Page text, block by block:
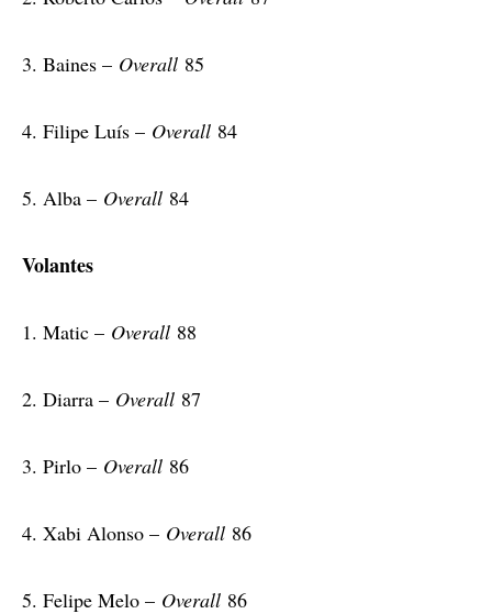
3. Baines – Overall 85
4. Filipe Luís – Overall 84
5. Alba – Overall 84
Volantes
1. Matic – Overall 88
2. Diarra – Overall 87
3. Pirlo – Overall 86
4. Xabi Alonso – Overall 86
5. Felipe Melo – Overall 86